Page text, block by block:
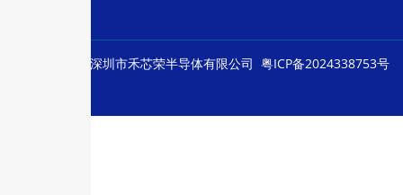
深圳市禾芯荣半导体有限公司 粤ICP备2024338753号